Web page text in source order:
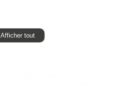
Afficher tout